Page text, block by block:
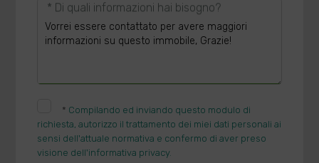
* Di quali informazioni hai bisogno?
* Compilando ed inviando questo modulo di
richiesta, autorizzo il trattamento dei miei dati personali ai
sensi dell'attuale normativa e confermo di aver preso
visione dell'informativa privacy.